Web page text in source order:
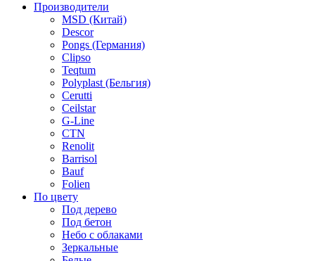
Производители
MSD (Китай)
Descor
Pongs (Германия)
Clipso
Teqtum
Polyplast (Бельгия)
Cerutti
Ceilstar
G-Line
CTN
Renolit
Barrisol
Bauf
Folien
По цвету
Под дерево
Под бетон
Небо с облаками
Зеркальные